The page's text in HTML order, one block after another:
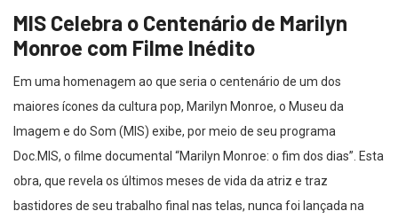
MIS Celebra o Centenário de Marilyn
Monroe com Filme Inédito
Em uma homenagem ao que seria o centenário de um dos
maiores ícones da cultura pop, Marilyn Monroe, o Museu da
Imagem e do Som (MIS) exibe, por meio de seu programa
Doc.MIS, o filme documental “Marilyn Monroe: o fim dos dias”. Esta
obra, que revela os últimos meses de vida da atriz e traz
bastidores de seu trabalho final nas telas, nunca foi lançada na